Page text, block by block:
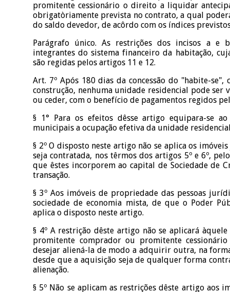
promitente cessionário o direito a liquidar
obrigatòriamente prevista no contrato, a qual
do saldo devedor, de acôrdo com os índices
Parágrafo único. As restrições dos incisos a e
integrantes do sistema financeiro da habitação,
são regidas pelos artigos 11 e 12.
Art. 7º Após 180 dias da concessão do "habite-se",
construção, nenhuma unidade residencial pode ser
ou ceder, com o benefício de pagamentos regidos
§ 1° Para os efeitos dêsse artigo equipara-se
municipais a ocupação efetiva da unidade
§ 2º O disposto neste artigo não se aplica os
seja contratada, nos têrmos dos artigos 5º e 6º,
que êstes incorporem ao capital de Sociedade de
transação.
§ 3º Aos imóveis de propriedade das pessoas
sociedade de economia mista, de que o Poder
aplica o disposto neste artigo.
§ 4º A restrição dêste artigo não se aplicará
promitente comprador ou promitente
desejar aliená-la de modo a adquirir outra, na
desde que a aquisição seja de qualquer forma
alienação.
§ 5º Não se aplicam as restrições dêste artigo aos